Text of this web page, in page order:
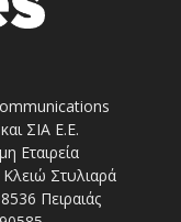
ΣΙΑ Ε.Ε.
Εταιρεία
Κλειώ Στυλιαρά
Πειραιάς